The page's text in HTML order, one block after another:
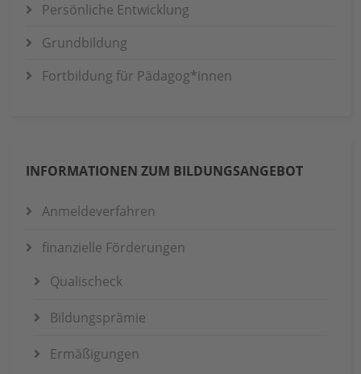
Persönliche Entwicklung
Grundbildung
Fortbildung für Pädagog*innen
INFORMATIONEN ZUM BILDUNGSANGEBOT
Anmeldeverfahren
finanzielle Förderungen
Qualischeck
Bildungsprämie
Ermäßigungen